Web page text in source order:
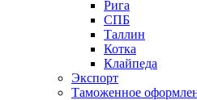
Рига
СПБ
Таллин
Котка
Клайпеда
Экспорт
Таможенное